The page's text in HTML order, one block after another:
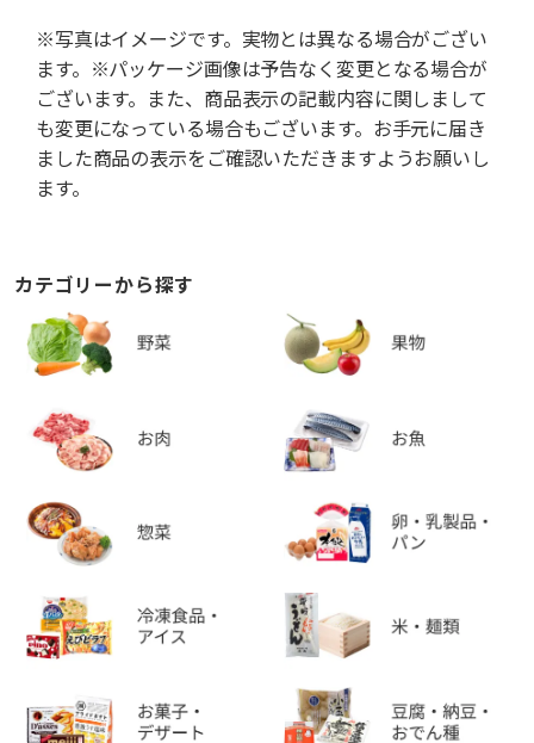
※写真はイメージです。実物とは異なる場合がござい
ます。※パッケージ画像は予告なく変更となる場合が
ございます。また、商品表示の記載内容に関しまして
も変更になっている場合もございます。お手元に届き
ました商品の表示をご確認いただきますようお願いし
ます。
カテゴリーから探す